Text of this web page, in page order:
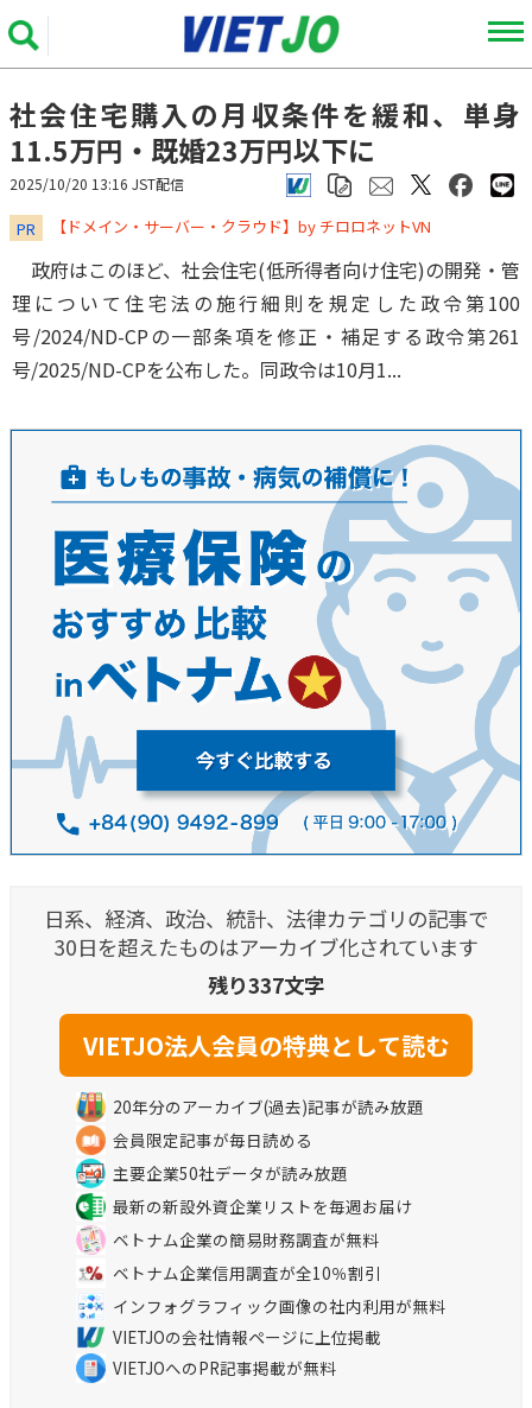
社会住宅購入の月収条件を緩和、単身
11.5万円・既婚23万円以下に
2025/10/20 13:16 JST配信
PR ​​​​​​​【ドメイン・サーバー・クラウド】by チロロネットVN
政府はこのほど、社会住宅(低所得者向け住宅)の開発・管
理について住宅法の施行細則を規定した政令第100
号/2024/ND-CPの一部条項を修正・補足する政令第261
号/2025/ND-CPを公布した。同政令は10月1...
日系、経済、政治、統計、法律カテゴリの記事で
30日を超えたものはアーカイブ化されています
残り337文字
20年分のアーカイブ(過去)記事が読み放題
会員限定記事が毎日読める
主要企業50社データが読み放題
最新の新設外資企業リストを毎週お届け
ベトナム企業の簡易財務調査が無料
ベトナム企業信用調査が全10％割引
インフォグラフィック画像の社内利用が無料
VIETJOの会社情報ページに上位掲載
VIETJOへのPR記事掲載が無料